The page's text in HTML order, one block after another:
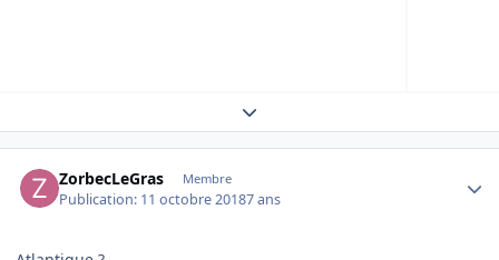
Expand topic overview
ZorbecLeGras Membre
Publication: 11 octobre 20187 ans